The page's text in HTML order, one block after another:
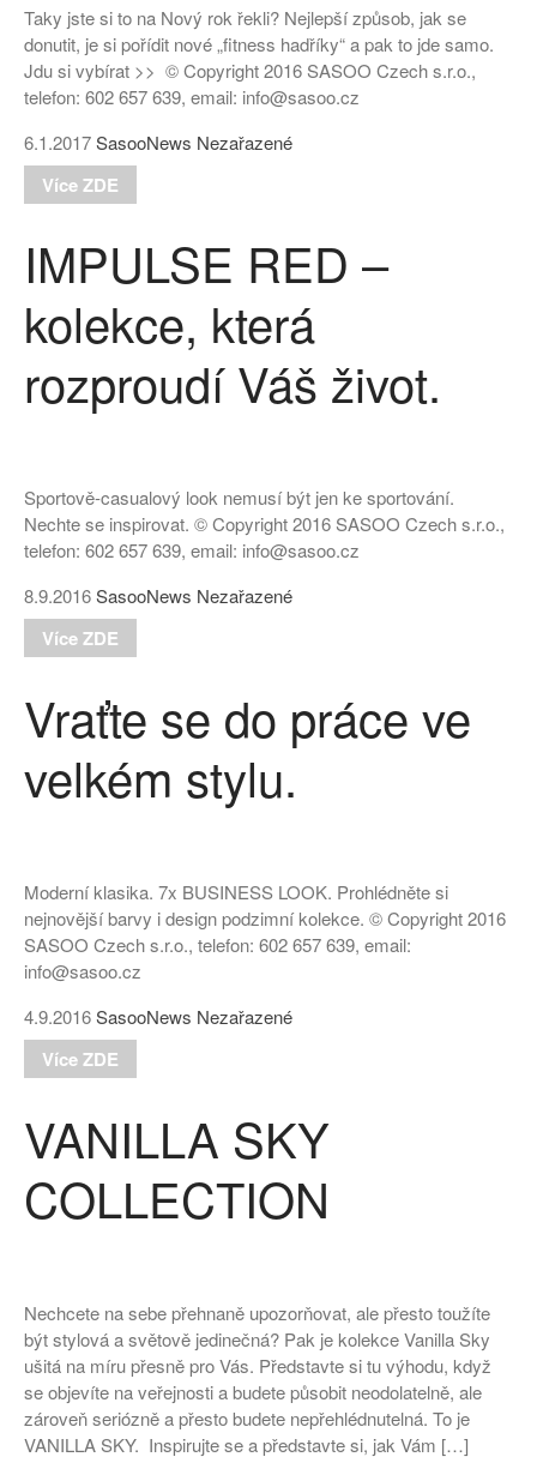
Taky jste si to na Nový rok řekli? Nejlepší způsob, jak se
donutit, je si pořídit nové „fitness hadříky“ a pak to jde samo.
Jdu si vybírat >> © Copyright 2016 SASOO Czech s.r.o.,
telefon: 602 657 639, email: info@sasoo.cz
6.1.2017SasooNews Nezařazené
Více ZDE
IMPULSE RED –
kolekce, která
rozproudí Váš život.
Sportově-casualový look nemusí být jen ke sportování.
Nechte se inspirovat. © Copyright 2016 SASOO Czech s.r.o.,
telefon: 602 657 639, email: info@sasoo.cz
8.9.2016SasooNews Nezařazené
Více ZDE
Vraťte se do práce ve
velkém stylu.
Moderní klasika. 7x BUSINESS LOOK. Prohlédněte si
nejnovější barvy i design podzimní kolekce. © Copyright 2016
SASOO Czech s.r.o., telefon: 602 657 639, email:
info@sasoo.cz
4.9.2016SasooNews Nezařazené
Více ZDE
VANILLA SKY
COLLECTION
Nechcete na sebe přehnaně upozorňovat, ale přesto toužíte
být stylová a světově jedinečná? Pak je kolekce Vanilla Sky
ušitá na míru přesně pro Vás. Představte si tu výhodu, když
se objevíte na veřejnosti a budete působit neodolatelně, ale
zároveň seriózně a přesto budete nepřehlédnutelná. To je
VANILLA SKY. Inspirujte se a představte si, jak Vám […]